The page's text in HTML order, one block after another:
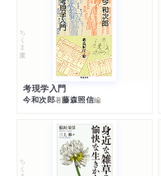
ちくま文庫
考現学入門
今和次郎著藤森照信編
ちくま文庫